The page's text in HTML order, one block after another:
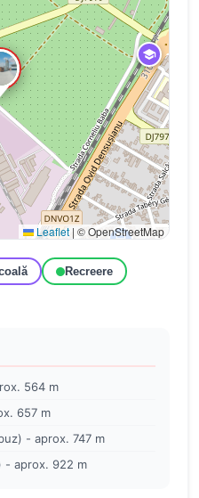
Leaflet | © OpenStreetMap
Recreere
564 m
657 m
- aprox. 747 m
- aprox. 922 m